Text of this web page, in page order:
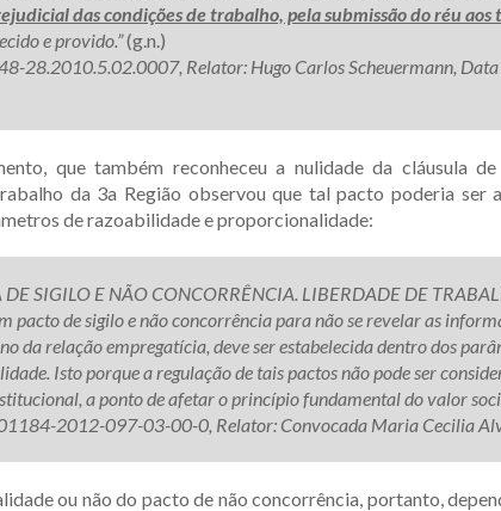
das condições de trabalho, pela submissão do réu aos
e provido.”(g.n.)
28.2010.5.02.0007, Relator: Hugo Carlos Scheuermann,
que também reconheceu a nulidade da cláusula
da 3a Região observou que tal pacto poderia ser
de razoabilidade e proporcionalidade:
DE SIGILO E NÃO CONCORRÊNCIA. LIBERDADE DE
pacto de sigilo e não concorrência para não se revelar as
da relação empregatícia, deve ser estabelecida dentro dos
Isto porque a regulação de tais pactos não pode ser
a ponto de afetar o princípio fundamental do valor
2012-097-03-00-0, Relator: Convocada Maria Cecilia
ou não do pacto de não concorrência, portanto,